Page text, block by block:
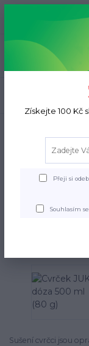
(Po-Pá, 9-15 hod.)
Sušení cvrčci jsou
Získejte 100 Kč
Přeji si
Souhlasím se